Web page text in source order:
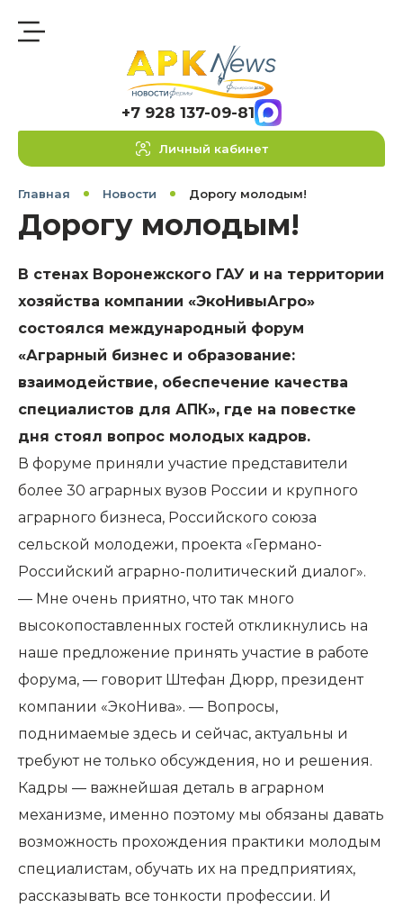
+7 928 137-09-81
Личный кабинет
Главная Новости Дорогу молодым!
Дорогу молодым!
В стенах Воронежского ГАУ и на территории
хозяйства компании «ЭкоНивыАгро»
состоялся международный форум
«Аграрный бизнес и образование:
взаимодействие, обеспечение качества
специалистов для АПК», где на повестке
дня стоял вопрос молодых кадров.
В форуме приняли участие представители
более 30 аграрных вузов России и крупного
аграрного бизнеса, Российского союза
сельской молодежи, проекта «Германо-
Российский аграрно-политический диалог».
— Мне очень приятно, что так много
высокопоставленных гостей откликнулись на
наше предложение принять участие в работе
форума, — говорит Штефан Дюрр, президент
компании «ЭкоНива». — Вопросы,
поднимаемые здесь и сейчас, актуальны и
требуют не только обсуждения, но и решения.
Кадры — важнейшая деталь в аграрном
механизме, именно поэтому мы обязаны давать
возможность прохождения практики молодым
специалистам, обучать их на предприятиях,
рассказывать все тонкости профессии. И